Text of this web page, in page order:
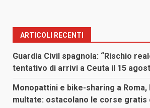
ARTICOLI RECENTI
Guardia Civil spagnola: “Rischio
tentativo di arrivi a Ceuta il 15
Monopattini e bike-sharing a Roma,
multate: ostacolano le corse gratis